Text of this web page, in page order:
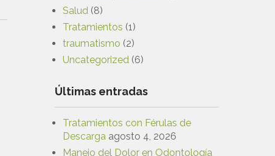
Salud (8)
Tratamientos (1)
traumatismo (2)
Uncategorized (6)
Últimas entradas
Tratamientos con Férulas de
Descarga agosto 4, 2026
Manejo del Dolor en Odontología